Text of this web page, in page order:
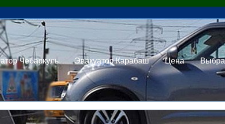
Чебаркуль Эвакуатор Карабаш Цена